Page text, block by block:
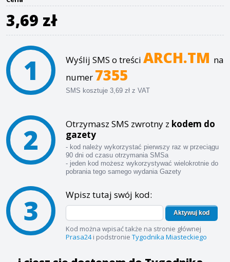
3,69 zł
1 Wyślij SMS o treści ARCH.TM na
numer 7355
SMS kosztuje 3,69 zł z VAT
2 Otrzymasz SMS zwrotny z kodem do
gazety
- kod należy wykorzystać pierwszy raz w przeciągu
90 dni od czasu otrzymania SMSa
- jeden kod możesz wykorzystywać wielokrotnie do
pobrania tego samego wydania Gazety
3 Wpisz tutaj swój kod:
Aktywuj kod
Kod można wpisać także na stronie głównej
Prasa24i podstronie Tygodnika Miasteckiego